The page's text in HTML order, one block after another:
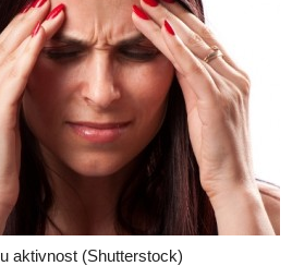
aktivnost (Shutterstock)